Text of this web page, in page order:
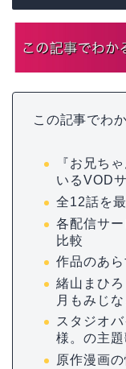
この記事でわ
『お兄ち
いるVOD
全12話を
各配信サ
比較
作品のあ
緒山まひ
月もみじ
スタジオ
様。の主
原作漫画